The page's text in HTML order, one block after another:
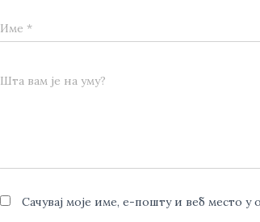
Име *
Шта вам је на уму?
Сачувај моје име, е-пошту и веб место